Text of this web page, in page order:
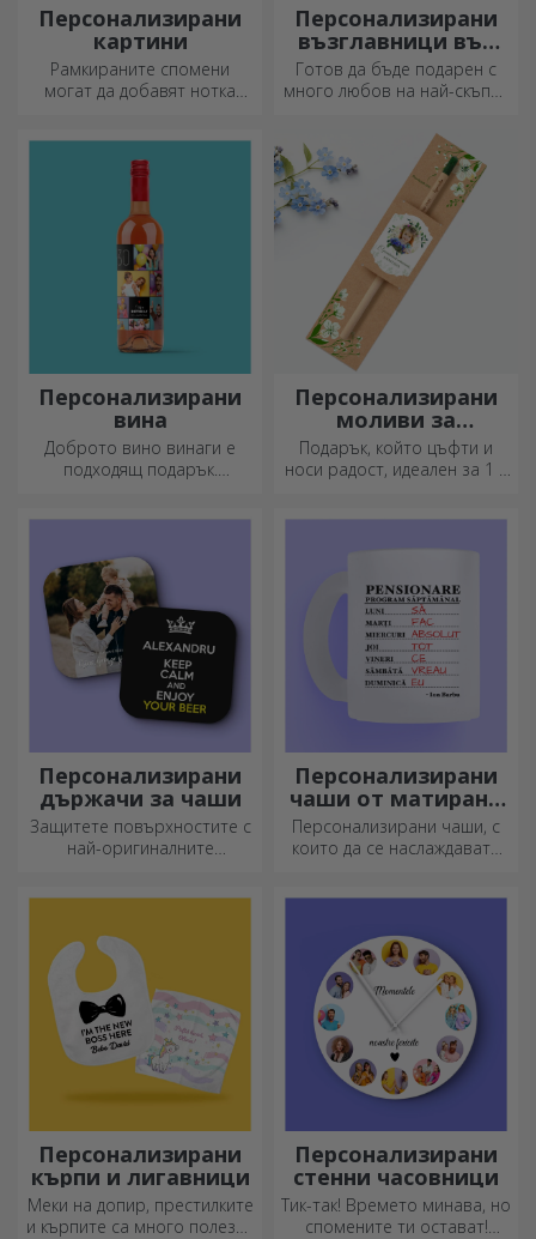
Персонализирани
картини
Рамкираните спомени
могат да добавят нотка
вашите картини и да
създадат вашата собствена
история!
Персонализирани
възглавници във
формата на сърце
Готов да бъде подарен с
много любов на най-скъпия
Персонализирани
вина
Доброто вино винаги е
подходящ подарък.
Персонализирани
моливи за
засаждане
Подарък, който цъфти и
носи радост, идеален за 1 и
Персонализирани
държачи за чаши
Защитете повърхностите с
най-оригиналните
Персонализирани
чаши от матирано
стъкло
Персонализирани чаши, с
които да се наслаждавате
Персонализирани
кърпи и лигавници
Меки на допир, престилките
и кърпите са много полезни
Персонализирани
стенни часовници
Тик-так! Времето минава, но
спомените ти остават!